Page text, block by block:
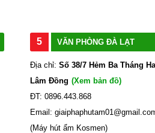
5 VĂN PHÒNG ĐÀ LẠT
Địa chỉ: Số 38/7 Hẻm Ba Tháng
Lâm Đồng (Xem bản đồ)
ĐT: 0896.443.868
Email:
(Máy hút ẩm Kosmen)